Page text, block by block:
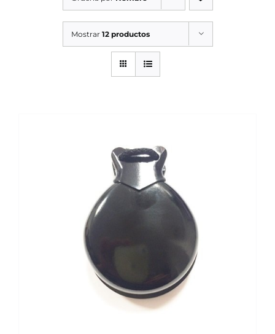
SERVICIOS TALLER
SERVICIOS TALLER
Mostrar 12 productos